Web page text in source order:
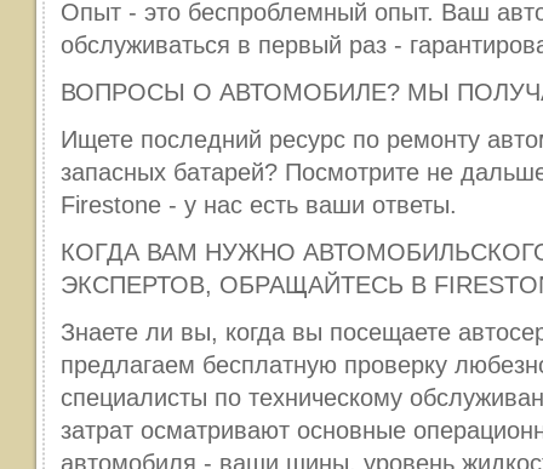
Опыт - это беспроблемный опыт. Ваш
обслуживаться в первый раз -
ВОПРОСЫ О АВТОМОБИЛЕ? МЫ
Ищете последний ресурс по ремонту
запасных батарей? Посмотрите не
Firestone - у нас есть ваши ответы.
КОГДА ВАМ НУЖНО
ЭКСПЕРТОВ, ОБРАЩАЙТЕСЬ В
Знаете ли вы, когда вы посещаете
предлагаем бесплатную проверку
специалисты по техническому
затрат осматривают основные
автомобиля - ваши шины, уровень